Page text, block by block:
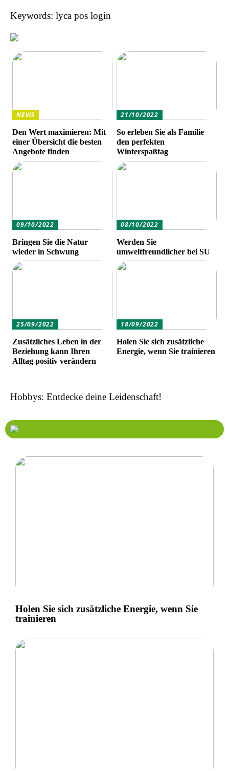
Keywords: lyca pos login
NEWS
Den Wert maximieren: Mit
einer Übersicht die besten
Angebote finden
21/10/2022
So erleben Sie als Familie
den perfekten
Winterspaßtag
09/10/2022
Bringen Sie die Natur
wieder in Schwung
08/10/2022
Werden Sie
umweltfreundlicher bei SU
25/09/2022
Zusätzliches Leben in der
Beziehung kann Ihren
Alltag positiv verändern
18/09/2022
Holen Sie sich zusätzliche
Energie, wenn Sie trainieren
Hobbys: Entdecke deine Leidenschaft!
Holen Sie sich zusätzliche Energie, wenn Sie
trainieren